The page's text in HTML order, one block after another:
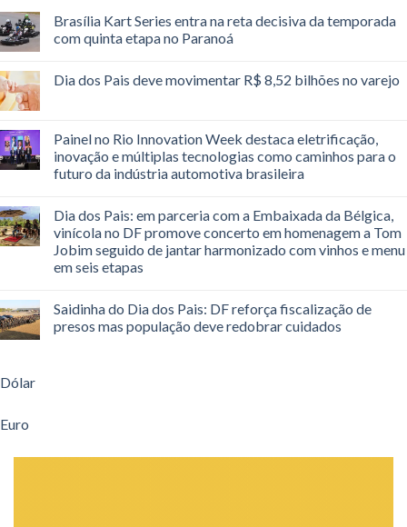
Brasília Kart Series entra na reta decisiva da temporada
com quinta etapa no Paranoá
Dia dos Pais deve movimentar R$ 8,52 bilhões no varejo
Painel no Rio Innovation Week destaca eletrificação,
inovação e múltiplas tecnologias como caminhos para o
futuro da indústria automotiva brasileira
Dia dos Pais: em parceria com a Embaixada da Bélgica,
vinícola no DF promove concerto em homenagem a Tom
Jobim seguido de jantar harmonizado com vinhos e menu
em seis etapas
Saidinha do Dia dos Pais: DF reforça fiscalização de
presos mas população deve redobrar cuidados
Dólar
Euro